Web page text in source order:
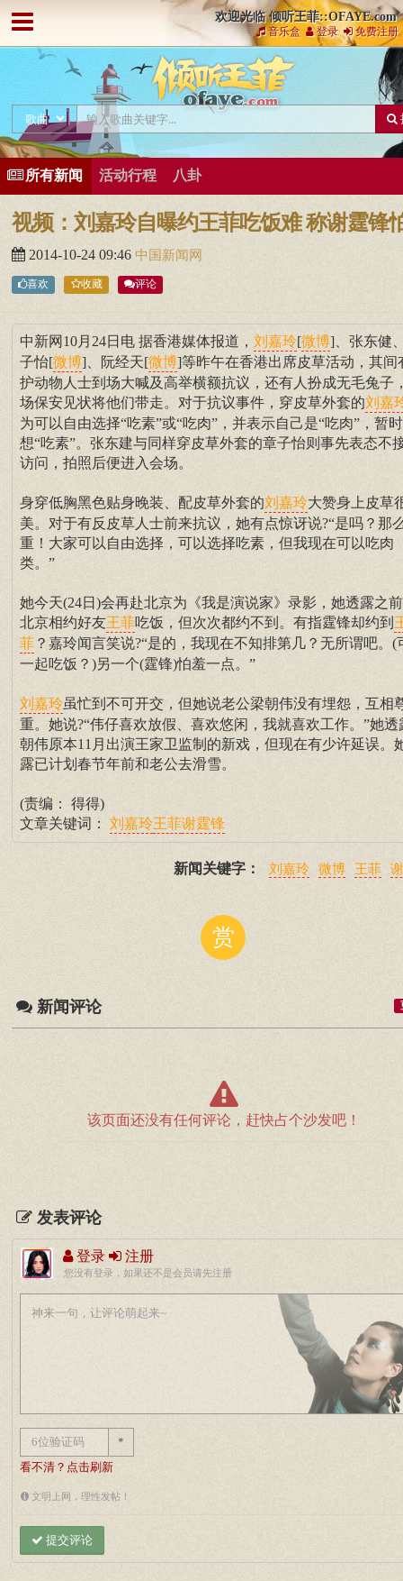
欢迎光临 倾听王菲::OFAYE.com
音乐盒 登录 免费注册
所有新闻 活动行程 八卦
视频：刘嘉玲自曝约王菲吃饭难 称谢霆锋
2014-10-24 09:46 中国新闻网
喜欢 收藏 评论
中新网10月24日电 据香港媒体报道， 刘嘉玲[微博]、张东健
子怡[微博]、阮经天[微博]等昨午在香港出席皮草活动，其间
护动物人士到场大喊及高举横额抗议，还有人扮成无毛兔子
场保安见状将他们带走。对于抗议事件，穿皮草外套的刘嘉
为可以自由选择“吃素”或“吃肉”，并表示自己是“吃肉”，暂
想“吃素”。张东建与同样穿皮草外套的章子怡则事先表态不
访问，拍照后便进入会场。
身穿低胸黑色贴身晚装、配皮草外套的刘嘉玲大赞身上皮草
美。对于有反皮草人士前来抗议，她有点惊讶说?“是吗？那
重！大家可以自由选择，可以选择吃素，但我现在可以吃肉
类。”
她今天(24日)会再赴北京为《我是演说家》录影，她透露之
北京相约好友王菲吃饭，但次次都约不到。有指霆锋却约到
菲 ？嘉玲闻言笑说?“是的，我现在不知排第几？无所谓吧。(
一起吃饭？)另一个(霆锋)怕羞一点。”
刘嘉玲虽忙到不可开交，但她说老公梁朝伟没有埋怨，互相
重。她说?“伟仔喜欢放假、喜欢悠闲，我就喜欢工作。”她透
朝伟原本11月出演王家卫监制的新戏，但现在有少许延误。
露已计划春节年前和老公去滑雪。
(责编： 得得)
文章关键词： 刘嘉玲王菲谢霆锋
新闻关键字： 刘嘉玲 微博 王菲
赏
新闻评论
该页面还没有任何评论，赶快占个沙发吧！
发表评论
登录 注册
您没有登录，如果还不是会员请先注册
*
看不清？点击刷新
文明上网，理性发帖！
提交评论